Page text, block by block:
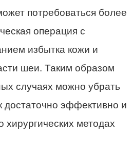
потребоваться более
операция с
избытка кожи и
шеи. Таким образом
случаях можно убрать
достаточно эффективно и
методах